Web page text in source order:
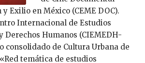
Exilio en México (CEME DOC).
Internacional de Estudios
Derechos Humanos (CIEMEDH-
consolidado de Cultura Urbana de
temática de estudios